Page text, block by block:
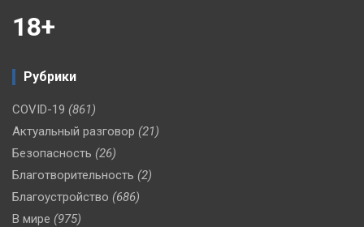
18+
Рубрики
COVID-19 (861)
Актуальный разговор (21)
Безопасность (26)
Благотворительность (2)
Благоустройство (686)
В мире (975)